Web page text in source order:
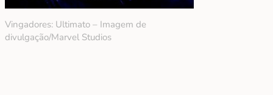
Vingadores: Ultimato – Imagem de
divulgação/Marvel Studios